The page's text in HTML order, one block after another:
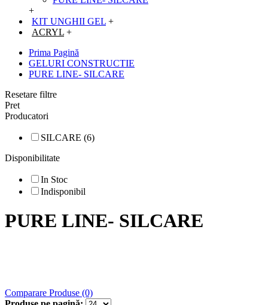
+
KIT UNGHII GEL +
ACRYL +
Prima Pagină
GELURI CONSTRUCTIE
PURE LINE- SILCARE
Resetare filtre
Pret
Producatori
SILCARE (6)
Disponibilitate
In Stoc
Indisponibil
PURE LINE- SILCARE
Comparare Produse (0)